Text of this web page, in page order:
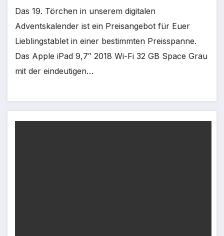
Das 19. Törchen in unserem digitalen
Adventskalender ist ein Preisangebot für Euer
Lieblingstablet in einer bestimmten Preisspanne.
Das Apple iPad 9,7″ 2018 Wi-Fi 32 GB Space Grau
mit der eindeutigen…